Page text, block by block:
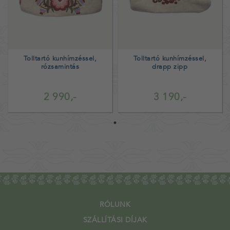
2 990,-
Tolltartó kunhímzéssel,
rózsamintás
3 190,-
Tolltartó kunhímzéssel,
drapp zipp
RÓLUNK
SZÁLLÍTÁSI DÍJAK